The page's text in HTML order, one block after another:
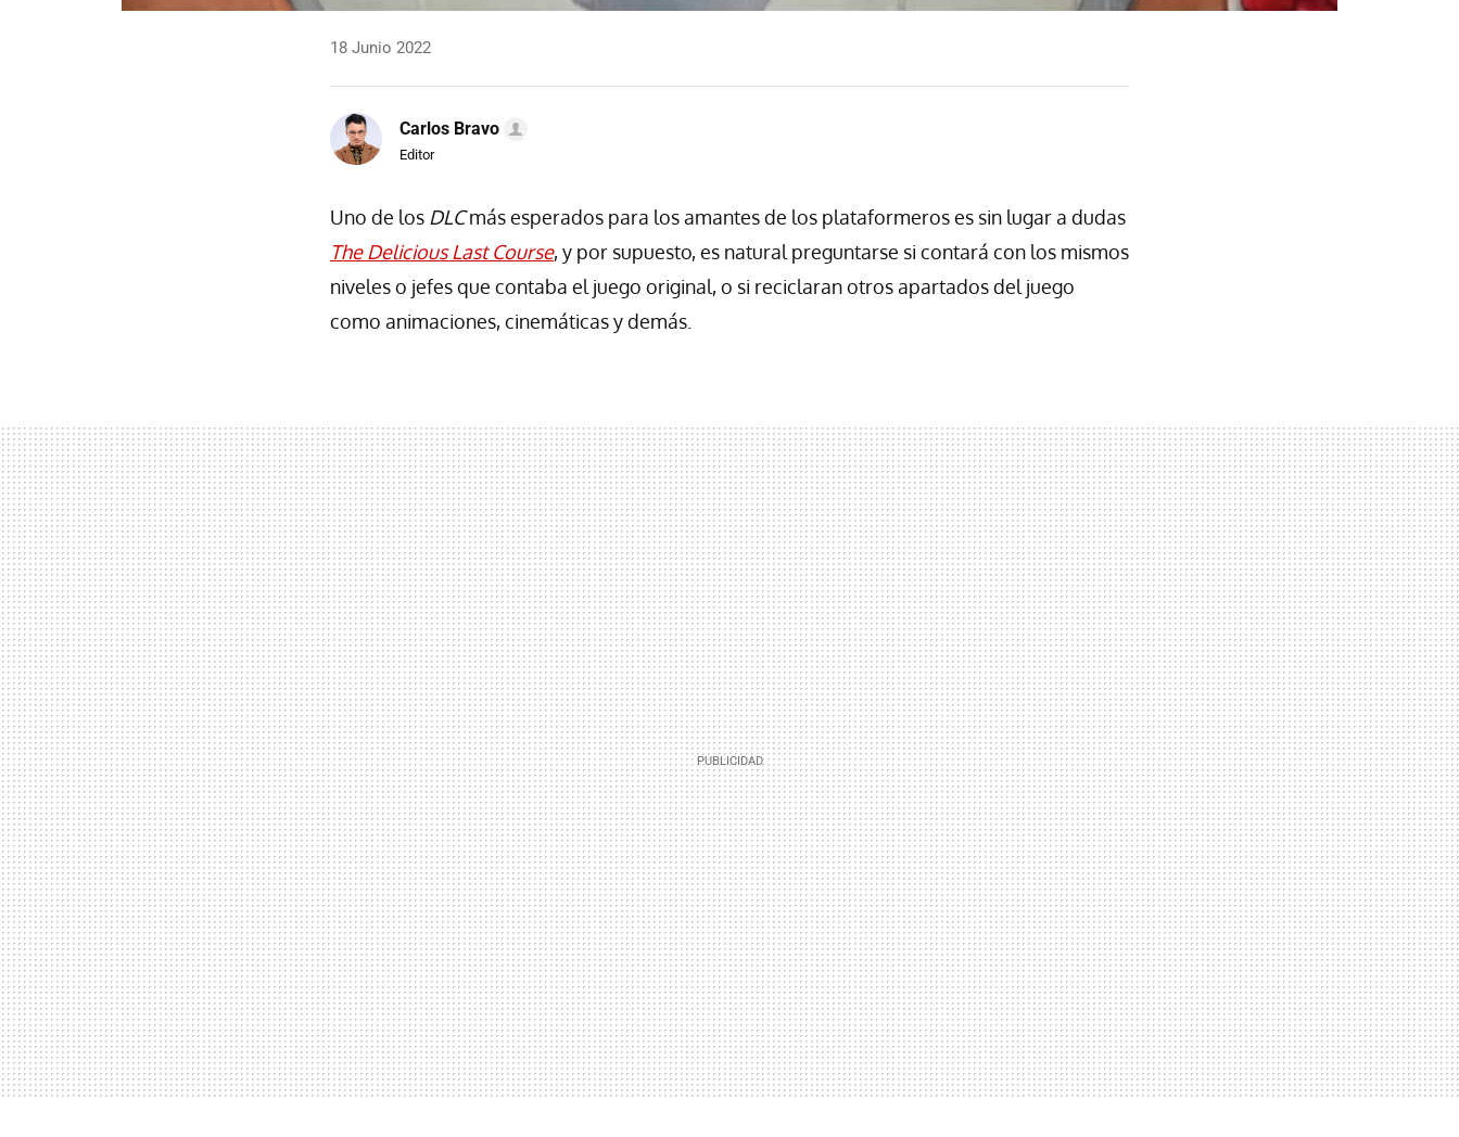
18 Junio 2022
Carlos Bravo
Editor
Uno de los DLCmás esperados para los amantes de los plataformeros es sin lugar a dudas
The Delicious Last Course, y por supuesto, es natural preguntarse si contará con los mismos
niveles o jefes que contaba el juego original, o si reciclaran otros apartados del juego
como animaciones, cinemáticas y demás.